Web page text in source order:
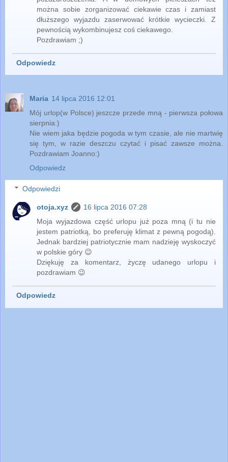
można sobie zorganizować ciekawie czas i zamiast
dłuższego wyjazdu zaserwować krótkie wycieczki. Z
pewnością wykombinujesz coś ciekawego.
Pozdrawiam ;)
Odpowiedz
Maria 14 lipca 2016 12:01
Mój urlop(w Polsce) jeszcze przede mną - pierwsza połowa
sierpnia:)
Nie wiem jaka będzie pogoda w tym czasie, ale nie martwię
się tym, w razie deszczu czytać i pisać zawsze można.
Pozdrawiam Joanno:)
Odpowiedz
Odpowiedzi
otoja.xyz
16 lipca 2016 07:28
Moja wyjazdowa część urlopu już poza mną (i tu nie
jestem patriotką, bo preferuję klimat z pewną pogodą).
Jednak bardziej patriotycznie mam nadzieję wyskoczyć
w polskie góry 😉
Dziękuję za komentarz, życzę udanego urlopu i
pozdrawiam 😉
Odpowiedz